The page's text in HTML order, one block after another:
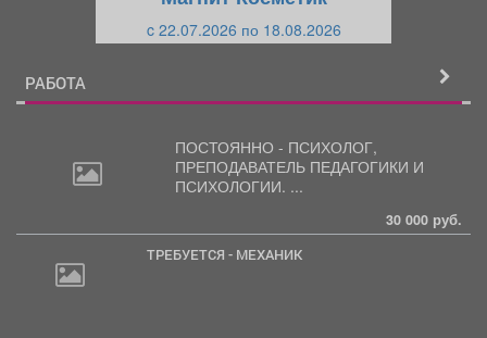
c 22.07.2026 по 18.08.2026
РАБОТА
ПОСТОЯННО - ПСИХОЛОГ,
ПРЕПОДАВАТЕЛЬ ПЕДАГОГИКИ И
ПСИХОЛОГИИ. ...
30 000 руб.
ТРЕБУЕТСЯ - МЕХАНИК